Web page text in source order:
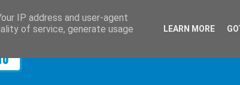
IP address and user-agent
of service, generate usage
LEARN MORE